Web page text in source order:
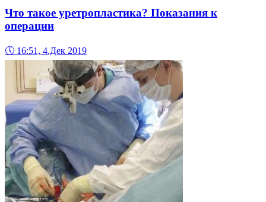
Что такое уретропластика? Показания к
операции
🕔 16:51, 4.Дек 2019